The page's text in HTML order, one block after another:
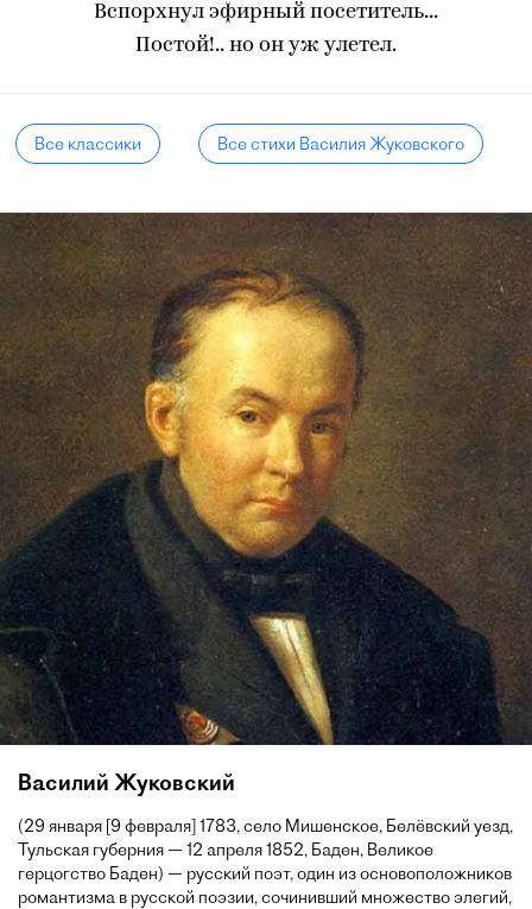
Вспорхнул эфирный посетитель...
Постой!.. но он уж улетел.
Все классики Все стихи Василия Жуковского
Василий Жуковский
(29 января [9 февраля] 1783, село Мишенское, Белёвский уезд,
Тульская губерния — 12 апреля 1852, Баден, Великое
герцогство Баден) — русский поэт, один из основоположников
романтизма в русской поэзии, сочинивший множество элегий,